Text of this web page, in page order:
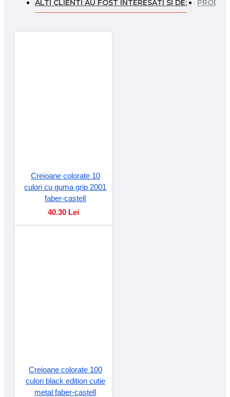
ALTI CLIENTI AU FOST INTERESATI SI DE:
Creioane colorate 10
culori cu guma grip 2001
faber-castell
40.30 Lei
Creioane colorate 100
culori black edition cutie
metal faber-castell